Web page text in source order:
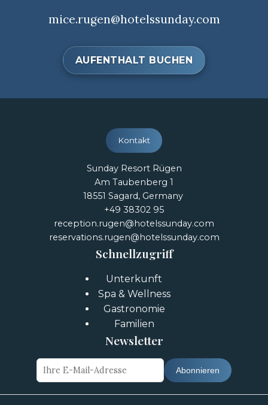
mice.rugen@hotelssunday.com
AUFENTHALT BUCHEN
Kontakt
Sunday Resort Rügen
Am Taubenberg 1​
18551 Sagard, Germany ​
+49 38302 95
reception.rugen@hotelssunday.com
reservations.rugen@hotelssunday.com
Schnellzugriff
Unterkunft
Spa & Wellness
Gastronomie
Familien
Newsletter
Abonnieren